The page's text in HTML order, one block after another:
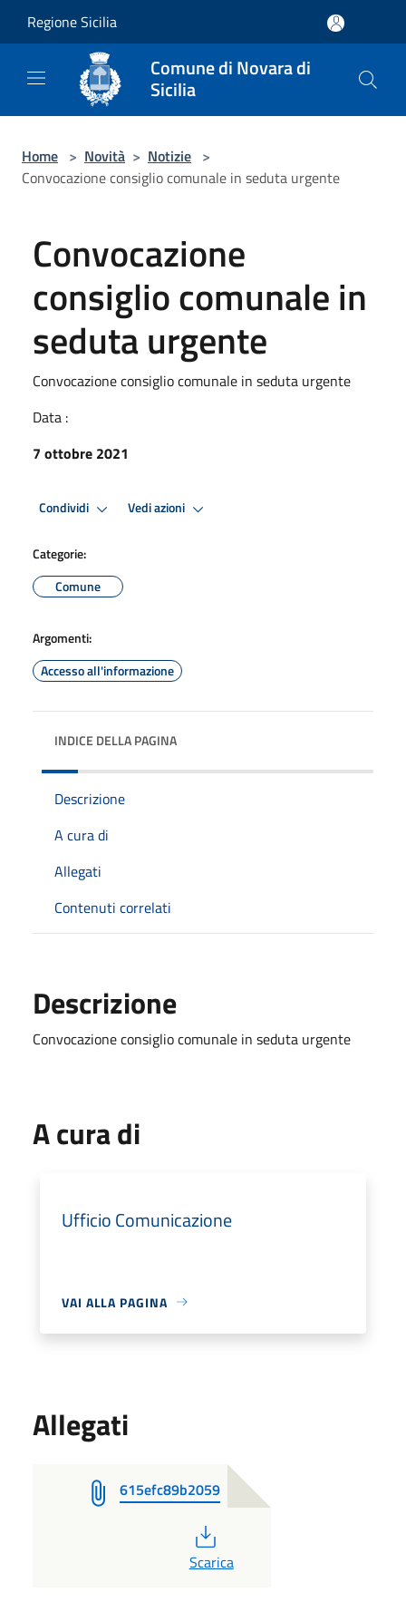
Regione Sicilia
Comune di Novara di
Sicilia
Home > Novità > Notizie >
Convocazione consiglio comunale in seduta urgente
Convocazione
consiglio comunale in
seduta urgente
Convocazione consiglio comunale in seduta urgente
Data :
7 ottobre 2021
Condividi Vedi azioni
Categorie:
Comune
Argomenti:
Accesso all'informazione
INDICE DELLA PAGINA
Descrizione
A cura di
Allegati
Contenuti correlati
Descrizione
Convocazione consiglio comunale in seduta urgente
A cura di
Ufficio Comunicazione
VAI ALLA PAGINA
Allegati
615efc89b2059
PDF
Scarica